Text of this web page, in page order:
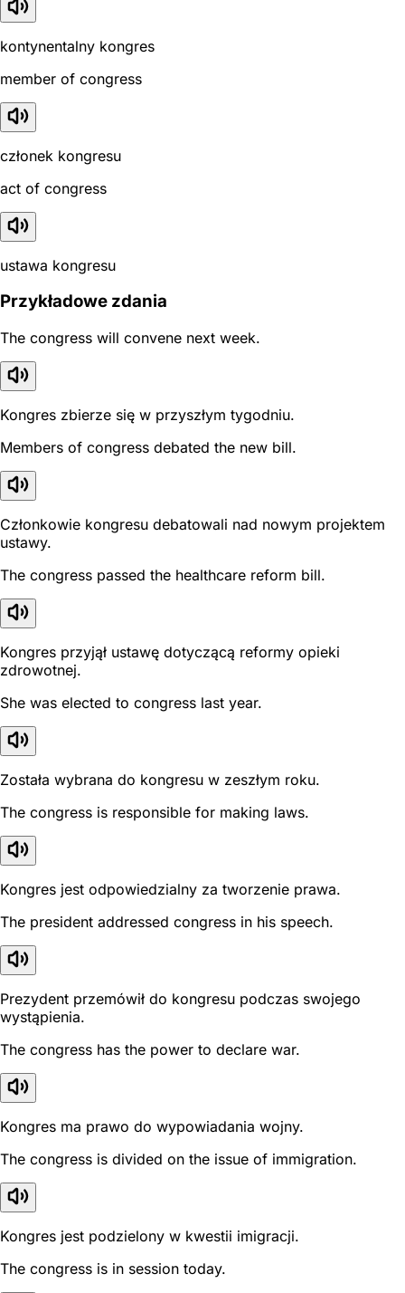
kontynentalny kongres
member of congress
członek kongresu
act of congress
ustawa kongresu
Przykładowe zdania
The congress will convene next week.
Kongres zbierze się w przyszłym tygodniu.
Members of congress debated the new bill.
Członkowie kongresu debatowali nad nowym projektem
ustawy.
The congress passed the healthcare reform bill.
Kongres przyjął ustawę dotyczącą reformy opieki
zdrowotnej.
She was elected to congress last year.
Została wybrana do kongresu w zeszłym roku.
The congress is responsible for making laws.
Kongres jest odpowiedzialny za tworzenie prawa.
The president addressed congress in his speech.
Prezydent przemówił do kongresu podczas swojego
wystąpienia.
The congress has the power to declare war.
Kongres ma prawo do wypowiadania wojny.
The congress is divided on the issue of immigration.
Kongres jest podzielony w kwestii imigracji.
The congress is in session today.